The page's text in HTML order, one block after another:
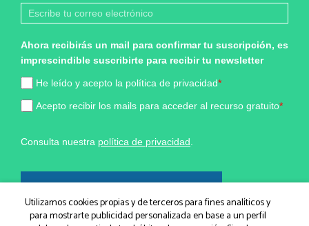
Ahora recibirás un mail para confirmar tu suscripción, es
imprescindible suscribirte para recibir tu newsletter
He leído y acepto la política de privacidad*
Acepto recibir los mails para acceder al recurso gratuito*
Consulta nuestra política de privacidad
Utilizamos cookies propias y de terceros para fines analíticos y
para mostrarte publicidad personalizada en base a un perfil